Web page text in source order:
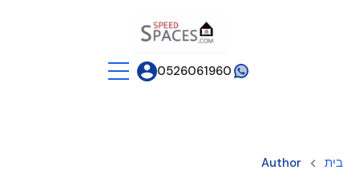
0526061960
בית Author